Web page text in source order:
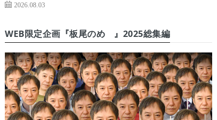
2026.08.03
WEB限定企画『板尾のめ゙』2025総集編